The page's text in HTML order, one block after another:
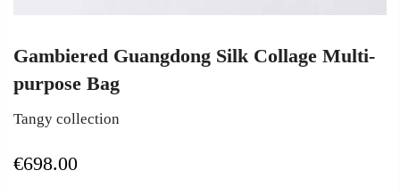
Gambiered Guangdong Silk Collage Multi-
purpose Bag
Tangy collection
€698.00